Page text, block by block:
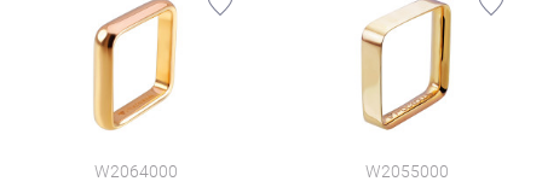
W2064000 W2055000